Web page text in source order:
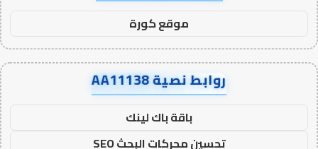
موقع كورة
روابط نصية AA11138
باقة باك لينك
تحسين محركات البحث SEO